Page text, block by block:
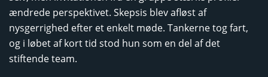
ændrede perspektivet. Skepsis blev afløst af
nysgerrighed efter et enkelt møde. Tankerne tog fart,
og i løbet af kort tid stod hun som en del af det
stiftende team.